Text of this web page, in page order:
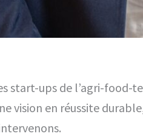
start-ups de l’agri-
vision en réussite